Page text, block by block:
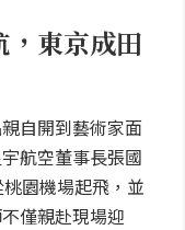
，東京成田
自開到藝術家面
航空董事長張國
園機場起飛，並
僅親赴現場迎